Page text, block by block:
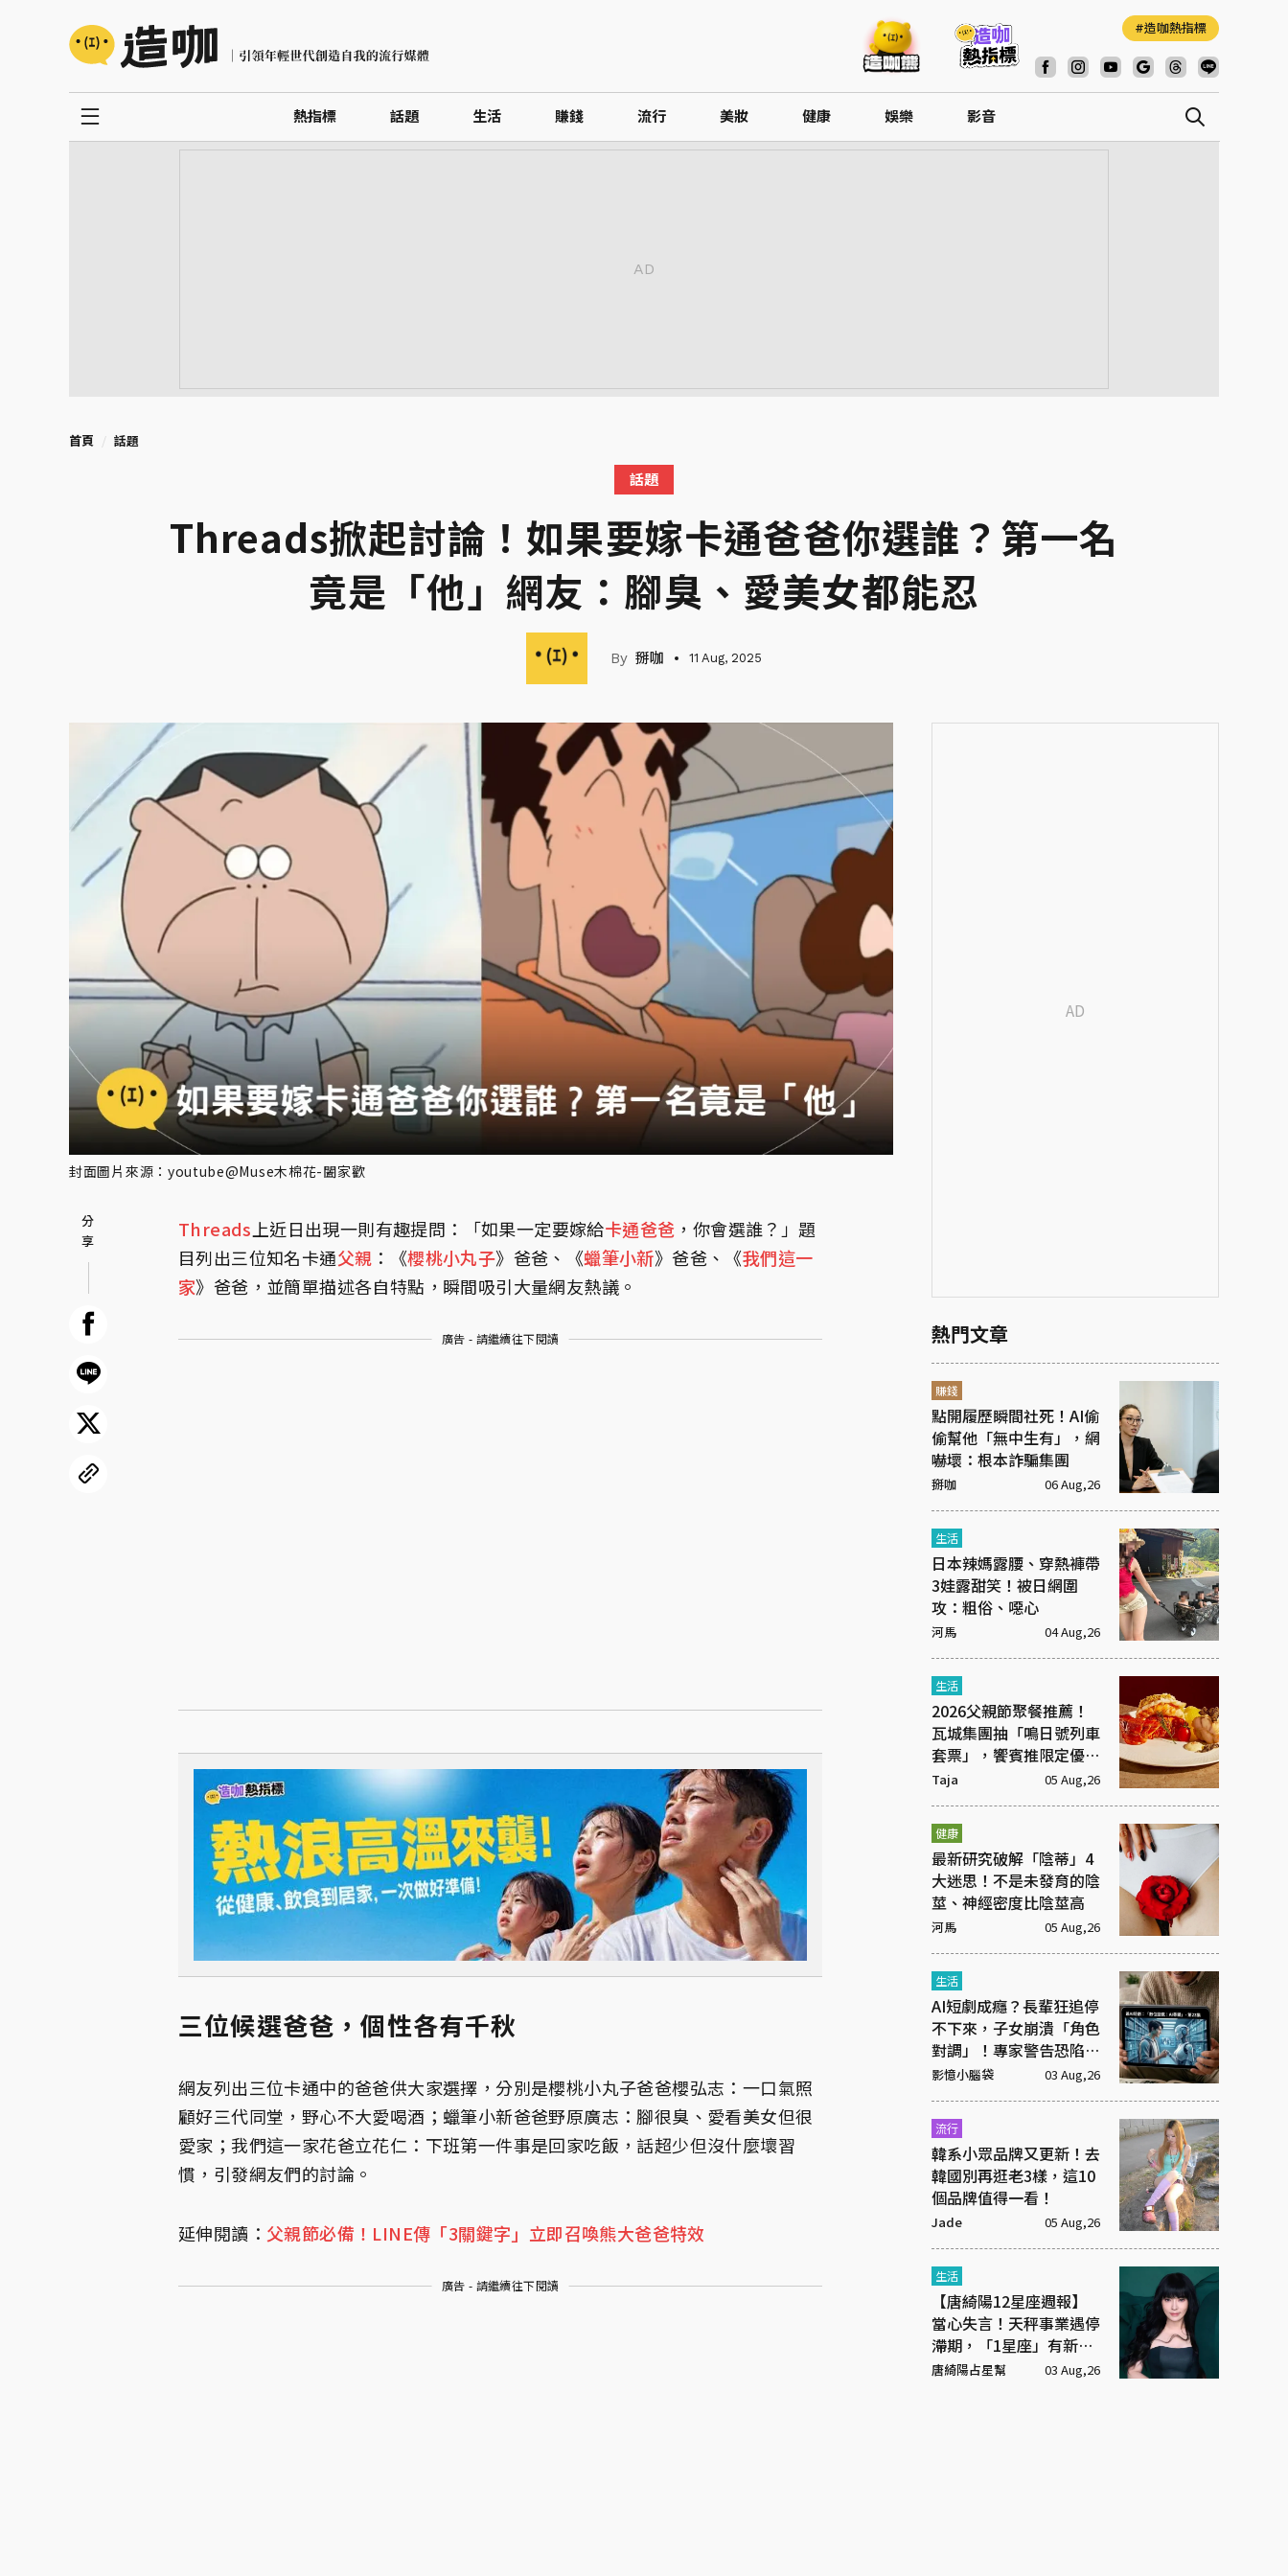
造咖熱指標
熱指標 話題 生活 賺錢 流行 美妝 健康 娛樂 影音
首頁 話題
話題
Threads掀起討論！如果要嫁卡通爸爸你選誰？第一名
竟是「他」網友：腳臭、愛美女都能忍
掰咖 11 Aug, 2025
封面圖片來源：youtube@Muse木棉花-闔家歡
Threads 上近日出現一則有趣提問：「如果一定要嫁給卡通爸爸 ，你會選誰？」題
目列出三位知名卡通父親 ：《櫻桃小丸子》爸爸、《蠟筆小新》爸爸、《我們這一
家》爸爸，並簡單描述各自特點，瞬間吸引大量網友熱議。
廣告 - 請繼續往下閱讀
三位候選爸爸，個性各有千秋
網友列出三位卡通中的爸爸供大家選擇，分別是櫻桃小丸子爸爸櫻弘志：一口氣照
顧好三代同堂，野心不大愛喝酒；蠟筆小新爸爸野原廣志：腳很臭、愛看美女但很
愛家；我們這一家花爸立花仁：下班第一件事是回家吃飯，話超少但沒什麼壞習
慣，引發網友們的討論。
延伸閱讀： 父親節必備！LINE傳「3關鍵字」立即召喚熊大爸爸特效
廣告 - 請繼續往下閱讀
熱門文章
賺錢
點開履歷瞬間社死！AI偷
偷幫他「無中生有」，網
嚇壞：根本詐騙集團
掰咖 06 Aug,26
生活
日本辣媽露腰、穿熱褲帶
3娃露甜笑！被日網圍
攻：粗俗、噁心
河馬 04 Aug,26
生活
2026父親節聚餐推薦！
瓦城集團抽「鳴日號列車
套票」，饗賓推限定優惠
一次看
Taja 05 Aug,26
健康
最新研究破解「陰蒂」4
大迷思！不是未發育的陰
莖、神經密度比陰莖高
河馬 05 Aug,26
生活
AI短劇成癮？長輩狂追停
不下來，子女崩潰「角色
對調」！專家警告恐陷腦
腐
影憶小腦袋 03 Aug,26
流行
韓系小眾品牌又更新！去
韓國別再逛老3樣，這10
個品牌值得一看！
Jade 05 Aug,26
生活
【唐綺陽12星座週報】
當心失言！天秤事業遇停
滯期，「1星座」有新戀
情
唐綺陽占星幫 03 Aug,26